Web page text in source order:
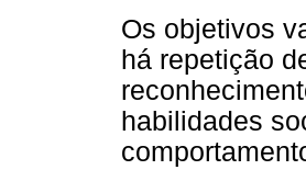
Os objetivos
há repetição
habilidades